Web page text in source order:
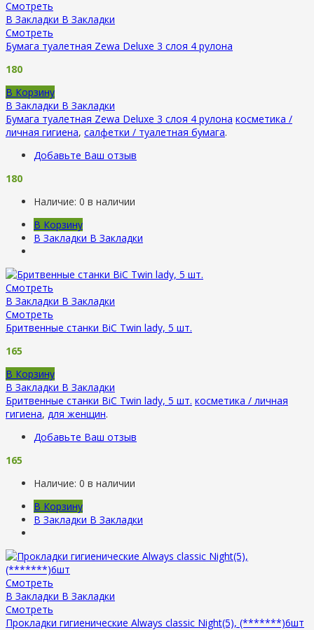
Смотреть
В Закладки В Закладки
Смотреть
Бумага туалетная Zewa Deluxe 3 слоя 4 рулона
180
В Корзину
В Закладки В Закладки
Бумага туалетная Zewa Deluxe 3 слоя 4 рулона косметика /
личная гигиена, салфетки / туалетная бумага.
Добавьте Ваш отзыв
180
Наличие: 0 в наличии
В Корзину
В Закладки В Закладки
Смотреть
В Закладки В Закладки
Смотреть
Бритвенные станки BiC Twin lady, 5 шт.
165
В Корзину
В Закладки В Закладки
Бритвенные станки BiC Twin lady, 5 шт. косметика / личная
гигиена, для женщин.
Добавьте Ваш отзыв
165
Наличие: 0 в наличии
В Корзину
В Закладки В Закладки
Смотреть
В Закладки В Закладки
Смотреть
Прокладки гигиенические Always classic Night(5), (*******)6шт